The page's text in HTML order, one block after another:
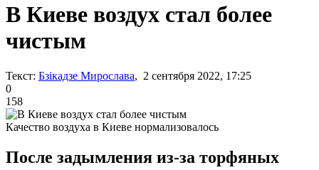
В Киеве воздух стал более
чистым
Текст: Бзікадзе Мирослава, 2 сентября 2022, 17:25
0
158
Качество воздуха в Киеве нормализовалось
После задымления из-за торфяных